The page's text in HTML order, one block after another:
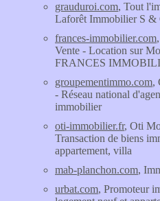
grauduroi.com, Tout
Laforêt Immobilier S
frances-immobilier.com
Vente - Location sur
FRANCES
groupementimmo.com,
- Réseau national
immobilier
oti-immobilier.fr, Oti
Transaction de biens
appartement, villa
mab-planchon.com,
urbat.com, Promoteur